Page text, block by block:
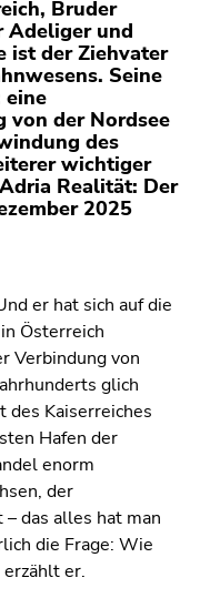
Bruder
Adeliger und
ist der Ziehvater
Seine
eine
von der Nordsee
des
wichtiger
Realität: Der
2025
er hat sich auf die
Österreich
Verbindung von
glich
Kaiserreiches
Hafen der
enorm
der
das alles hat man
die Frage: Wie
erzählt er.